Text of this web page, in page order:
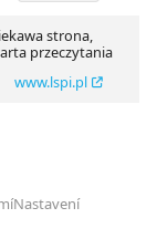
strona,
przeczytania
www.lspi.pl
Nastavení